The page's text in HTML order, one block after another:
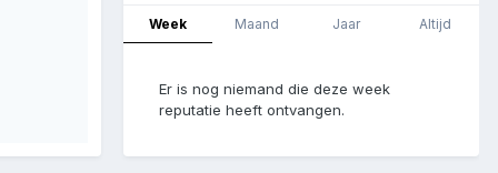
Week Maand Jaar Altijd
Er is nog niemand die deze week
reputatie heeft ontvangen.